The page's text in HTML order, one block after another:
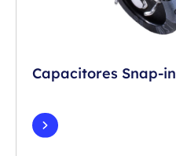
Capacitores Snap-in